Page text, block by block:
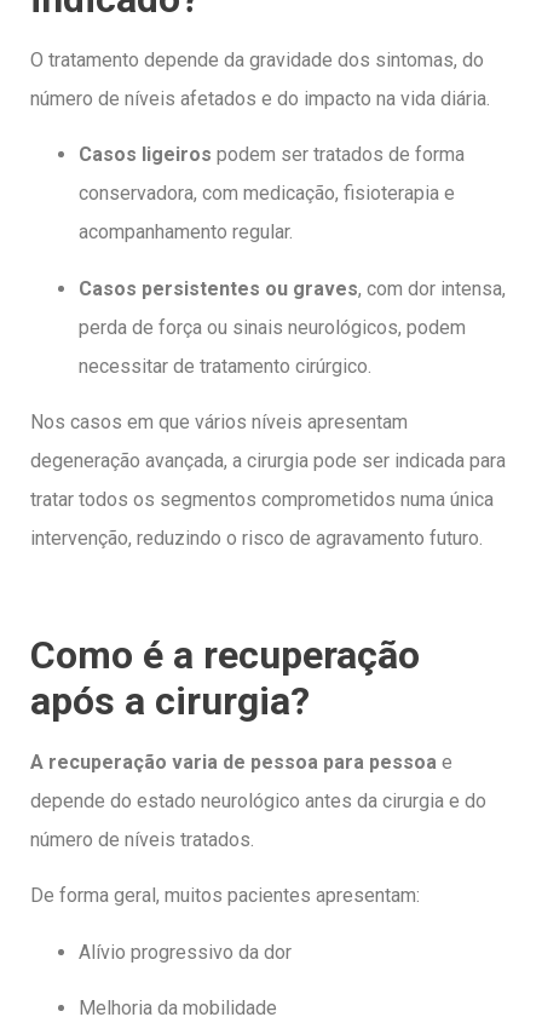
O tratamento depende da gravidade dos sintomas, do
número de níveis afetados e do impacto na vida diária.
Casos ligeiros podem ser tratados de forma
conservadora, com medicação, fisioterapia e
acompanhamento regular.
Casos persistentes ou graves, com dor intensa,
perda de força ou sinais neurológicos, podem
necessitar de tratamento cirúrgico.
Nos casos em que vários níveis apresentam
degeneração avançada, a cirurgia pode ser indicada para
tratar todos os segmentos comprometidos numa única
intervenção, reduzindo o risco de agravamento futuro.
Como é a recuperação
após a cirurgia?
A recuperação varia de pessoa para pessoa e
depende do estado neurológico antes da cirurgia e do
número de níveis tratados.
De forma geral, muitos pacientes apresentam:
Alívio progressivo da dor
Melhoria da mobilidade